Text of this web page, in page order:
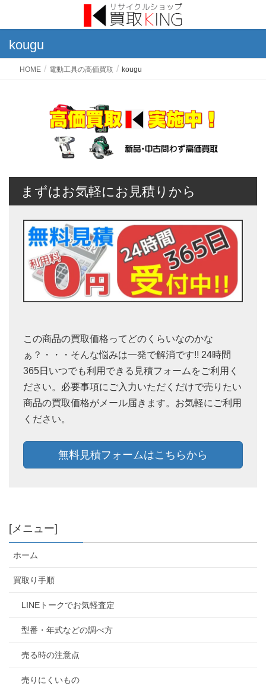
kougu
HOME 電動工具の高価買取 kougu
まずはお気軽にお見積りから
この商品の買取価格ってどのくらいなのかな
ぁ？・・・そんな悩みは一発で解消です!! 24時間
365日いつでも利用できる見積フォームをご利用く
ださい。必要事項にご入力いただくだけで売りたい
商品の買取価格がメール届きます。お気軽にご利用
ください。
無料見積フォームはこちらから
[メニュー]
ホーム
買取り手順
LINEトークでお気軽査定
型番・年式などの調べ方
売る時の注意点
売りにくいもの